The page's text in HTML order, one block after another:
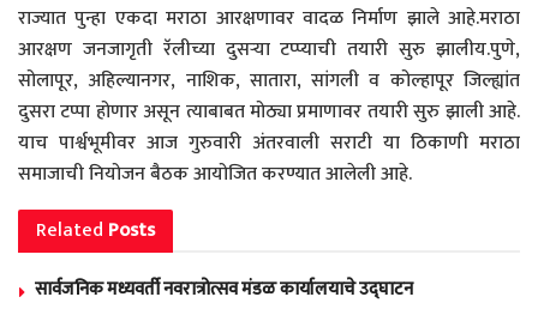
राज्यात पुन्हा एकदा मराठा आरक्षणावर वादळ निर्माण झाले आहे.मराठा
आरक्षण जनजागृती रॅलीच्या दुसऱ्या टप्प्याची तयारी सुरु झालीय.पुणे,
सोलापूर, अहिल्यानगर, नाशिक, सातारा, सांगली व कोल्हापूर जिल्ह्यांत
दुसरा टप्पा होणार असून त्याबाबत मोठ्या प्रमाणावर तयारी सुरु झाली आहे.
याच पार्श्वभूमीवर आज गुरुवारी अंतरवाली सराटी या ठिकाणी मराठा
समाजाची नियोजन बैठक आयोजित करण्यात आलेली आहे.
Related Posts
सार्वजनिक मध्यवर्ती नवरात्रोत्सव मंडळ कार्यालयाचे उद्घाटन